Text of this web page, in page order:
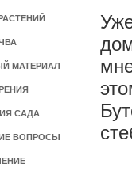
МАТЕРИАЛ
САДА
ВОПРОСЫ